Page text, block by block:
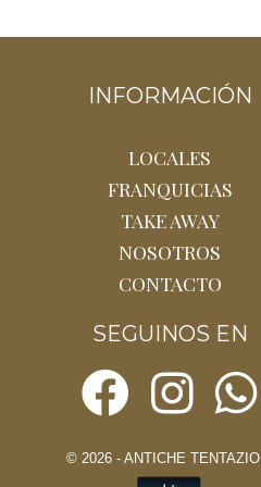
INFORMACIÓN
LOCALES
FRANQUICIAS
TAKE AWAY
NOSOTROS
CONTACTO
SEGUINOS EN
© 2026 - ANTICHE